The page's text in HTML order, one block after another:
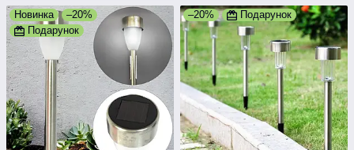
Новинка
–20%
Подарунок
–20% Подарунок